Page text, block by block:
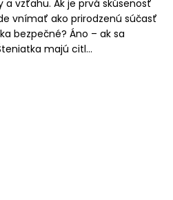
vzťahu. Ak je prvá skúsenosť
vnímať ako prirodzenú súčasť
bezpečné? Áno – ak sa
majú citl...